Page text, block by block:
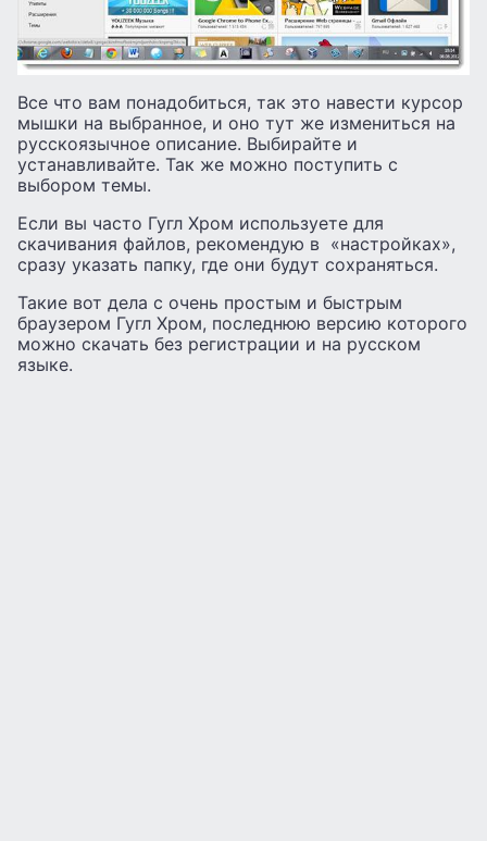
Все что вам понадобиться, так это навести курсор
мышки на выбранное, и оно тут же измениться на
русскоязычное описание. Выбирайте и
устанавливайте. Так же можно поступить с
выбором темы.
Если вы часто Гугл Хром используете для
скачивания файлов, рекомендую в «настройках»,
сразу указать папку, где они будут сохраняться.
Такие вот дела с очень простым и быстрым
браузером Гугл Хром, последнюю версию которого
можно скачать без регистрации и на русском
языке.